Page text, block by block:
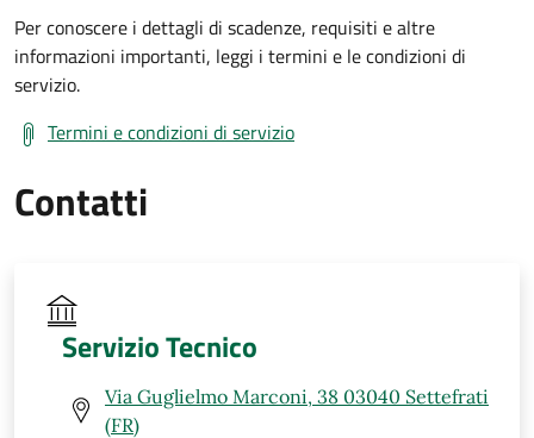
Per conoscere i dettagli di scadenze, requisiti e altre
informazioni importanti, leggi i termini e le condizioni di
servizio.
Termini e condizioni di servizio
Contatti
Servizio Tecnico
Via Guglielmo Marconi, 38 03040 Settefrati
(FR)